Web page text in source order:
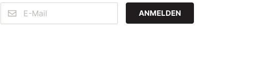
ANMELDEN